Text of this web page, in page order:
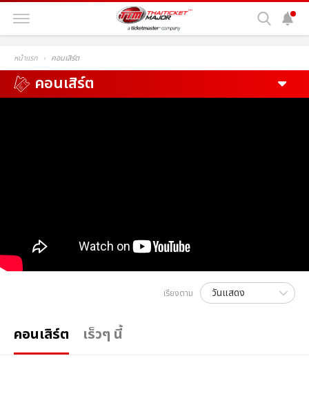
หน้าแรก คอนเสิร์ต
คอนเสิร์ต
เรียงตาม
คอนเสิร์ต เร็วๆ นี้